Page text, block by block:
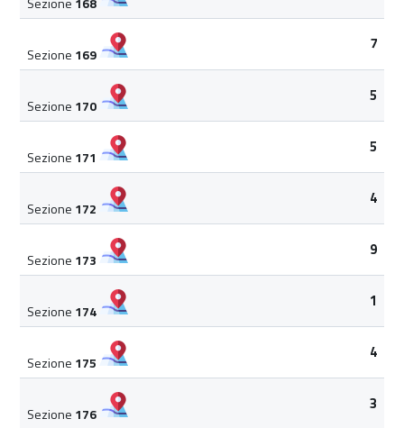
Sezione 169
7
Sezione 170
5
Sezione 171
5
Sezione 172
4
Sezione 173
9
Sezione 174
1
Sezione 175
4
Sezione 176
3